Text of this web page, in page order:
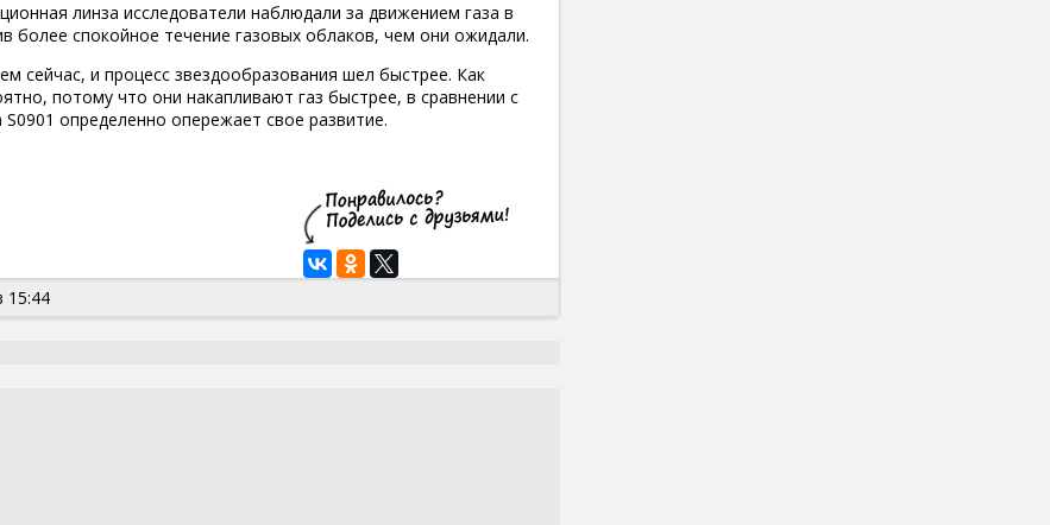
линза исследователи наблюдали за движением газа в
более спокойное течение газовых облаков, чем они ожидали.
сейчас, и процесс звездообразования шел быстрее. Как
потому что они накапливают газ быстрее, в сравнении с
определенно опережает свое развитие.
15:44